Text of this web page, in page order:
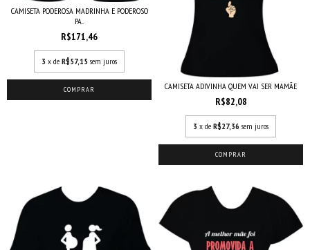
CAMISETA PODEROSA MADRINHA E PODEROSO
PA...
R$171,46
3 x de R$57,15 sem juros
COMPRAR CAMISETA ADIVINHA QUEM VAI SER MAMÃE
R$82,08
3 x de R$27,36 sem juros
COMPRAR